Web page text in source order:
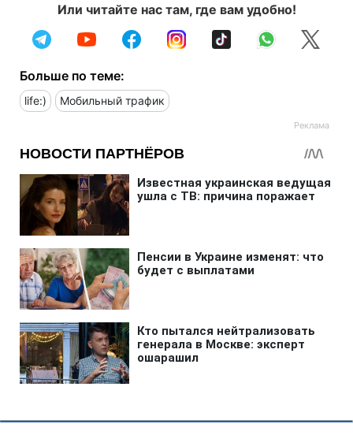
Или читайте нас там, где вам удобно!
Больше по теме:
life:) Мобильный трафик